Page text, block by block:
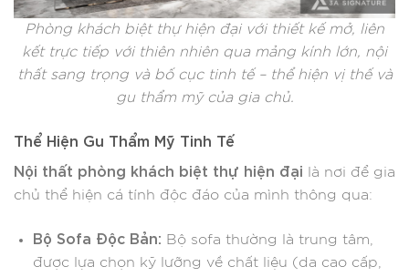
Phòng khách biệt thự hiện đại với thiết kế mở, liên
kết trực tiếp với thiên nhiên qua mảng kính lớn, nội
thất sang trọng và bố cục tinh tế – thể hiện vị thế và
gu thẩm mỹ của gia chủ.
Thể Hiện Gu Thẩm Mỹ Tinh Tế
Nội thất phòng khách biệt thự hiện đại là nơi để gia
chủ thể hiện cá tính độc đáo của mình thông qua:
Bộ Sofa Độc Bản: Bộ sofa thường là trung tâm,
được lựa chọn kỹ lưỡng về chất liệu (da cao cấp,